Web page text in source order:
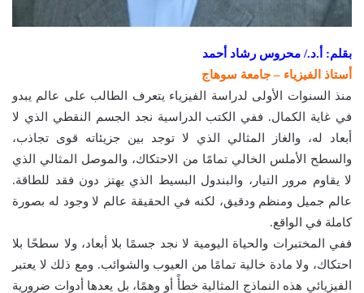
بقلم: أ.د./ محروس رشاد أحمد
أستاذ الفيزياء – جامعة سوهاج
منذ السنوات الأولى لدراسة الفيزياء يتعرف الطالب على عالم يبدو
في غاية الكمال. ففي الكتب الدراسية نجد الجسم النقطي الذي لا
أبعاد له، والغاز المثالي الذي لا توجد بين جزيئاته قوى تجاذب،
والسطح الأملس الخالي تمامًا من الاحتكاك، والموصل المثالي الذي
لا يقاوم مرور التيار، والبندول البسيط الذي يهتز دون فقد للطاقة.
عالم جميل ومنظم ودقيق، لكنه في الحقيقة عالم لا وجود له بصورة
كاملة في الواقع.
ففي المختبرات والحياة اليومية لا نجد جسمًا بلا أبعاد، ولا سطحًا بلا
احتكاك، ولا مادة خالية تمامًا من العيوب والشوائب. ومع ذلك لا يعتبر
الفيزيائي هذه النماذج المثالية خطأً أو وهمًا، بل يعدها أدوات ضرورية